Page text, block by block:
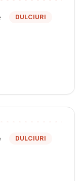
DULCIURI
DULCIURI